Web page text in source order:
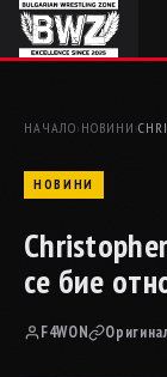
НАЧАЛО› НОВИНИ ›
НОВИНИ
се бие
F4WON